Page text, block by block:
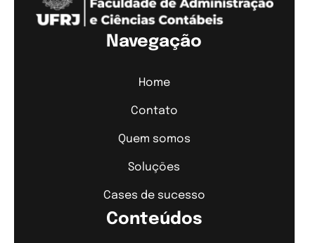
Navegação
Home
Contato
Quem somos
Soluções
Cases de sucesso
Conteúdos